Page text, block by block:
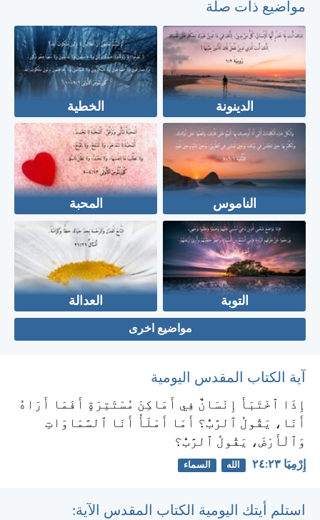
مواضيع ذات صلة
الدينونة الخطية
الناموس المحبة
التوبة العدالة
مواضيع اخرى
آية الكتاب المقدس اليومية
إِذَا ٱخْتَبَأَ إِنْسَانٌ فِي أَمَاكِنَ مُسْتَتِرَةٍ أَفَمَا أَرَاهُ
أَنَا، يَقُولُ ٱلرَّبُّ؟ أَمَا أَمْلَأُ أَنَا ٱلسَّمَاوَاتِ
وَٱلْأَرْضَ، يَقُولُ ٱلرَّبُّ؟
إِرْمِيَا ٢٣:‏٢٤ الله السماء
استلم أيتك اليومية الكتاب المقدس الآية: